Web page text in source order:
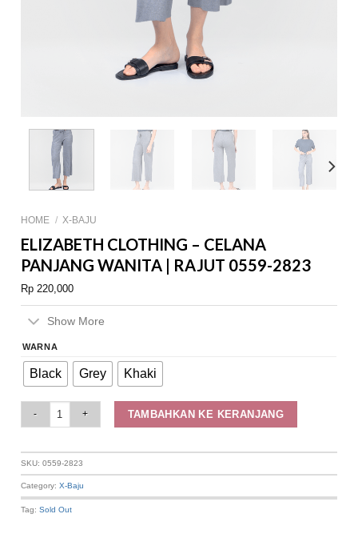
HOME / X-BAJU
ELIZABETH CLOTHING – CELANA
PANJANG WANITA | RAJUT 0559-2823
Rp 220,000
Show More
WARNA
Black Grey Khaki
TAMBAHKAN KE KERANJANG
SKU:0559-2823
Category:X-Baju
Tag:Sold Out